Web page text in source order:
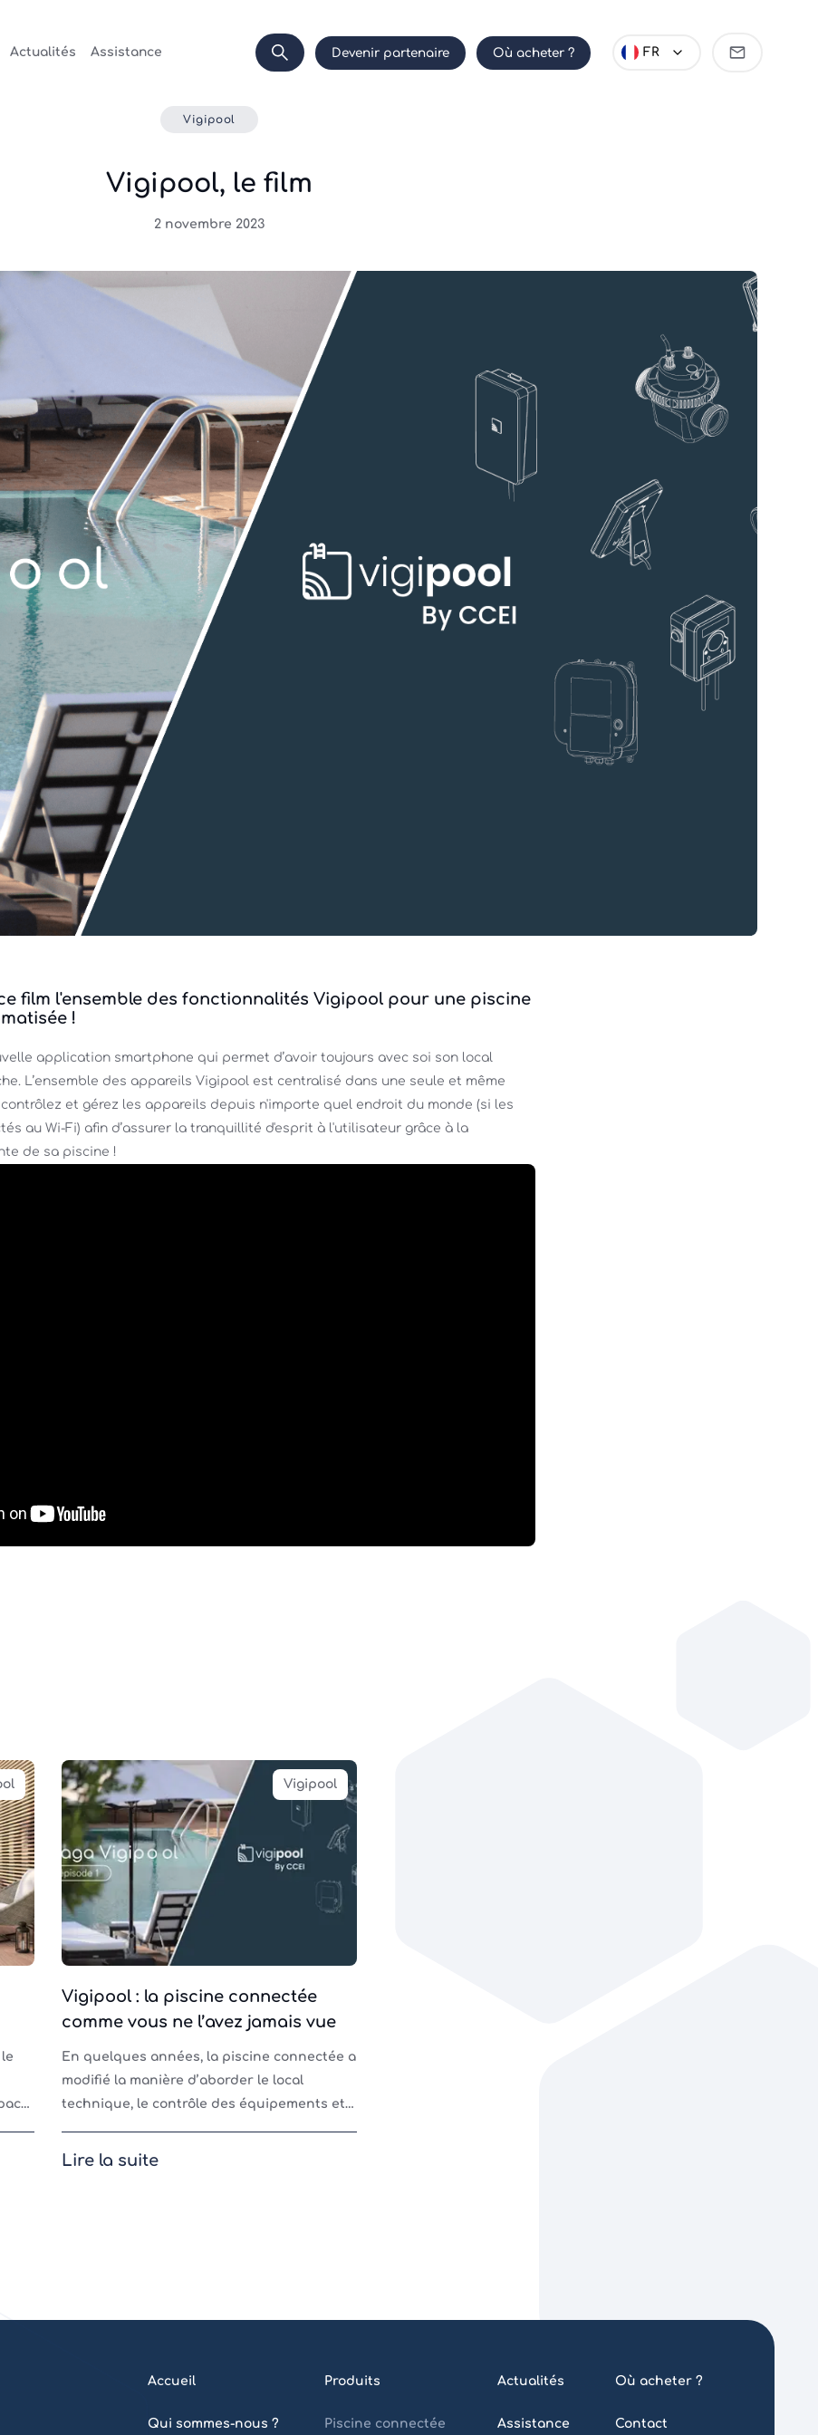
Actualités Assistance Devenir partenaire Où acheter ? FR
Devenir
partenaire
Vigipool
Vigipool, le film
2 novembre 2023
film l'ensemble des fonctionnalités Vigipool pour une piscine
!
application smartphone qui permet d’avoir toujours avec soi son local
L’ensemble des appareils Vigipool est centralisé dans une seule et même
et gérez les appareils depuis n'importe quel endroit du monde (si les
au Wi-Fi) afin d’assurer la tranquillité d'esprit à l'utilisateur grâce à la
de sa piscine !
Vigipool
Vigipool : la piscine connectée
comme vous ne l’avez jamais vue
En quelques années, la piscine connectée a
modifié la manière d’aborder le local
technique, le contrôle des équipements et
de son utilisation. CCEI, positionn
Lire la suite
Accueil
Qui sommes-nous ?
Produits
Piscine connectée
Actualités
Assistance
Où acheter ?
Contact